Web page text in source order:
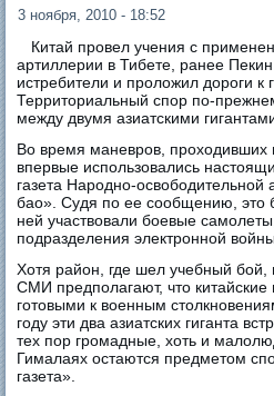
3 ноября, 2010 - 18:52
Китай провел учения с
артиллерии в Тибете, ранее
истребители и проложил дороги к
Территориальный спор по-
между двумя азиатскими
Во время маневров, проходивших
впервые использовались
газета Народно-
бао». Судя по ее сообщению, это
ней участвовали боевые
подразделения электронной войны.
Хотя район, где шел учебный бой,
СМИ предполагают, что китайские
готовыми к военным
году эти два азиатских гиганта
тех пор громадные, хоть и
Гималаях остаются предметом
газета».